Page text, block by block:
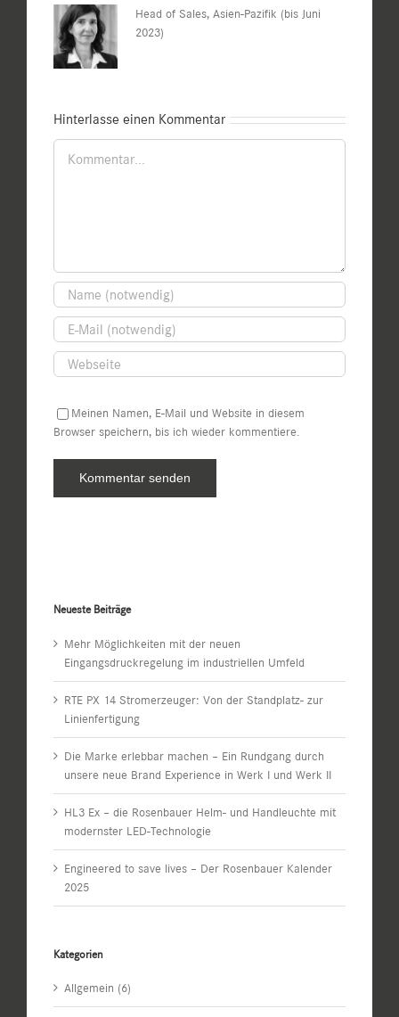
Head of Sales, Asien-Pazifik (bis Juni
2023)
Hinterlasse einen Kommentar
Kommentar
Meinen Namen, E-Mail und Website in diesem
Browser speichern, bis ich wieder kommentiere.
Neueste Beiträge
Mehr Möglichkeiten mit der neuen
Eingangsdruckregelung im industriellen Umfeld
RTE PX 14 Stromerzeuger: Von der Standplatz- zur
Linienfertigung
Die Marke erlebbar machen – Ein Rundgang durch
unsere neue Brand Experience in Werk I und Werk II
HL3 Ex – die Rosenbauer Helm- und Handleuchte mit
modernster LED-Technologie
Engineered to save lives – Der Rosenbauer Kalender
2025
Kategorien
Allgemein (6)